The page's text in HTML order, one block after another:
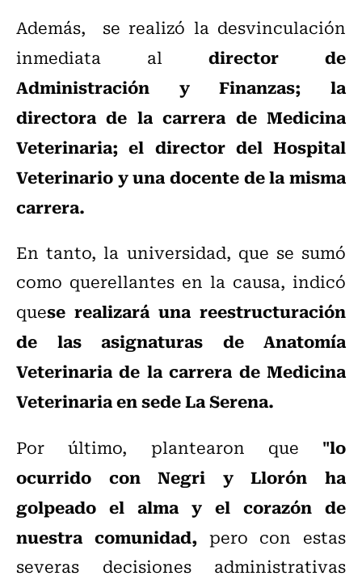
Además, se realizó la desvinculación
inmediata al director de
Administración y Finanzas; la
directora de la carrera de Medicina
Veterinaria; el director del Hospital
Veterinario y una docente de la misma
carrera.
En tanto, la universidad, que se sumó
como querellantes en la causa, indicó
quese realizará una reestructuración
de las asignaturas de Anatomía
Veterinaria de la carrera de Medicina
Veterinaria en sede La Serena.
Por último, plantearon que "lo
ocurrido con Negri y Llorón ha
golpeado el alma y el corazón de
nuestra comunidad, pero con estas
severas decisiones administrativas